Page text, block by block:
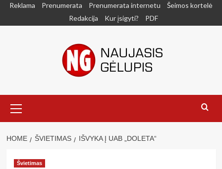
SkipReklama Prenumerata Prenumerata internetu
Šeimos kortelė
Redakcija
Kur įsigyti? PDF
Menu
HOME ŠVIETIMAS IŠVYKA Į UAB „DOLETA“
Švietimas